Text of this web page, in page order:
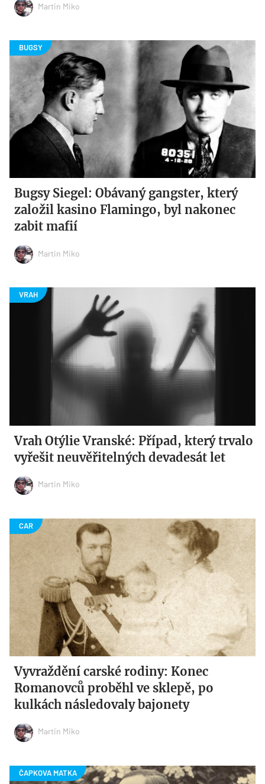
Martin Miko
Bugsy Siegel: Obávaný gangster, který
založil kasino Flamingo, byl nakonec
zabit mafií
Martin Miko
Vrah Otýlie Vranské: Případ, který trvalo
vyřešit neuvěřitelných devadesát let
Martin Miko
Vyvraždění carské rodiny: Konec
Romanovců proběhl ve sklepě, po
kulkách následovaly bajonety
Martin Miko